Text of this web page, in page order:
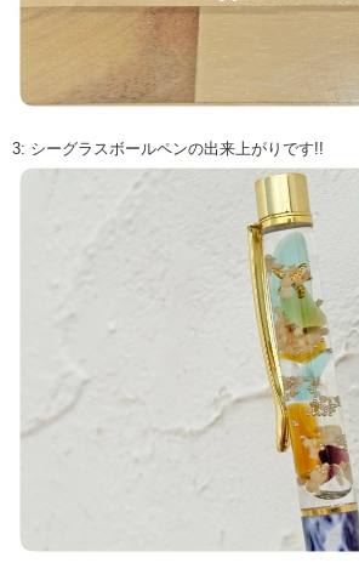
3: シーグラスボールペンの出来上がりです!!